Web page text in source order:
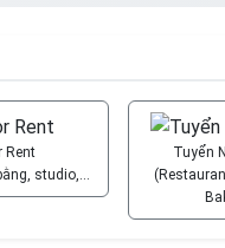
Rent
studio,…
Tuyển